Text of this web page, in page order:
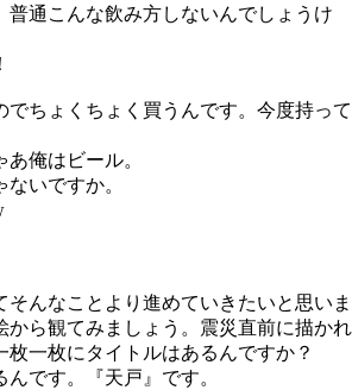
普通こんな飲み方しないんでしょうけ
でちょくちょく買うんです。今度持って
俺はビール。
いですか。
そんなことより進めていきたいと思いま
から観てみましょう。震災直前に描かれ
枚一枚にタイトルはあるんですか？
です。『天戸』です。